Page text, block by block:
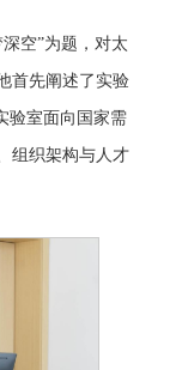
空”为题，对太
首先阐述了实验
验室面向国家需
组织架构与人才